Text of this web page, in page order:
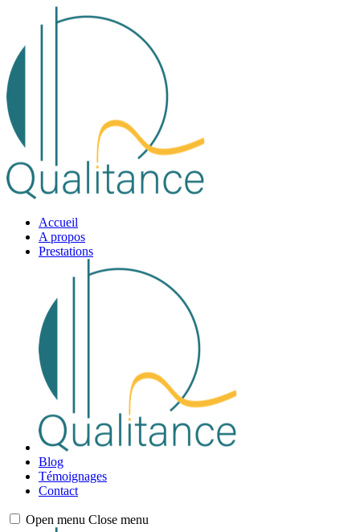
Accueil
A propos
Prestations
Blog
Témoignages
Contact
Open menu Close menu